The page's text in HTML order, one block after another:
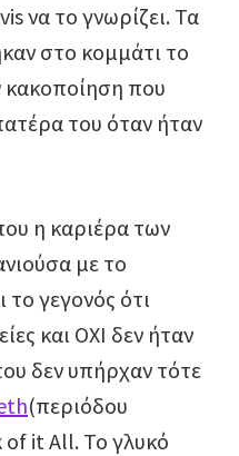
να το γνωρίζει. Τα
στο κομμάτι το
κακοποίηση που
του όταν ήταν
η καριέρα των
με το
το γεγονός ότι
και ΟΧΙ δεν ήταν
δεν υπήρχαν τότε
(περιόδου
of it All. Το γλυκό